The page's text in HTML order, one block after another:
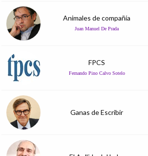
Animales de compañía
Juan Manuel De Prada
FPCS
Fernando Pino Calvo Sotelo
Ganas de Escribir